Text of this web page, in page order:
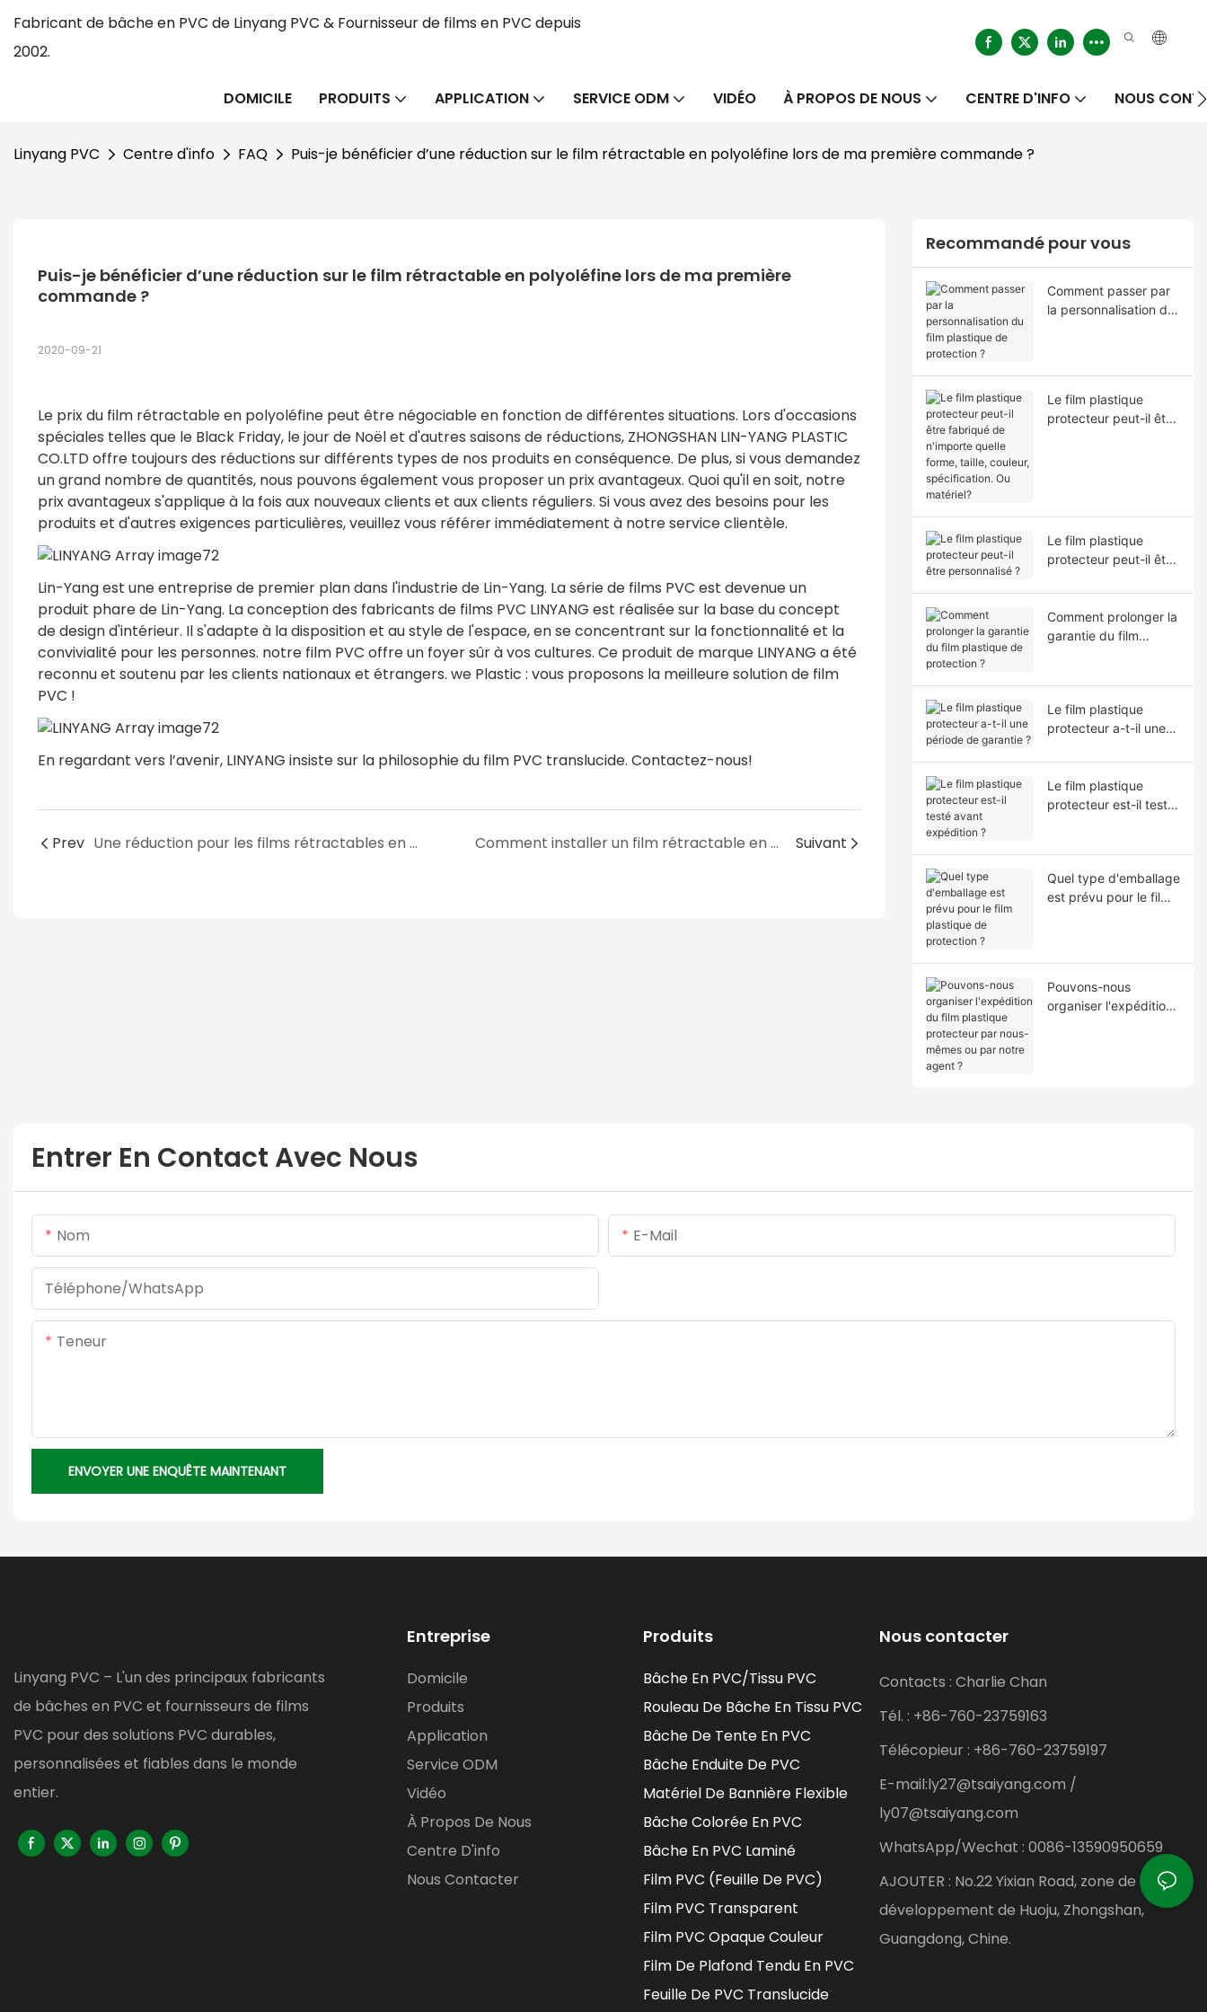
Fabricant de bâche en PVC de Linyang PVC & Fournisseur de films en PVC depuis
2002.
DOMICILE PRODUITS APPLICATION SERVICE ODM VIDÉO À PROPOS DE NOUS CENTRE D'INFO NOUS
Linyang PVC Centre d'info FAQ Puis-je bénéficier d’une réduction sur le film rétractable en polyoléfine lors de ma première commande ?
Puis-je bénéficier d’une réduction sur le film rétractable en polyoléfine lors de ma première
commande ?
2020-09-21
Le prix du film rétractable en polyoléfine peut être négociable en fonction de différentes situations. Lors d'occasions
spéciales telles que le Black Friday, le jour de Noël et d'autres saisons de réductions, ZHONGSHAN LIN-YANG PLASTIC
CO.LTD offre toujours des réductions sur différents types de nos produits en conséquence. De plus, si vous demandez
un grand nombre de quantités, nous pouvons également vous proposer un prix avantageux. Quoi qu'il en soit, notre
prix avantageux s'applique à la fois aux nouveaux clients et aux clients réguliers. Si vous avez des besoins pour les
produits et d'autres exigences particulières, veuillez vous référer immédiatement à notre service clientèle.
Lin-Yang est une entreprise de premier plan dans l'industrie de Lin-Yang. La série de films PVC est devenue un
produit phare de Lin-Yang. La conception des fabricants de films PVC LINYANG est réalisée sur la base du concept
de design d'intérieur. Il s'adapte à la disposition et au style de l'espace, en se concentrant sur la fonctionnalité et la
convivialité pour les personnes. notre film PVC offre un foyer sûr à vos cultures. Ce produit de marque LINYANG a été
reconnu et soutenu par les clients nationaux et étrangers. we Plastic : vous proposons la meilleure solution de film
PVC !
En regardant vers l’avenir, LINYANG insiste sur la philosophie du film PVC translucide. Contactez-nous!
Prev Une réduction pour les films rétractables en polyoléfine de grosses commandes ? Comment installer un film rétractable en polyoléfine ? Suivant
Recommandé pour vous
Comment passer par
la personnalisation du
Le film plastique
protecteur peut-il être
Le film plastique
protecteur peut-il être
Comment prolonger la
garantie du film
Le film plastique
protecteur a-t-il une
Le film plastique
protecteur est-il testé
Quel type d'emballage
est prévu pour le film
Pouvons-nous
organiser l'expédition
Entrer En Contact Avec Nous
Nom E-Mail
Téléphone/WhatsApp
Teneur
ENVOYER UNE ENQUÊTE MAINTENANT
Linyang PVC – L'un des principaux fabricants
de bâches en PVC et fournisseurs de films
PVC pour des solutions PVC durables,
personnalisées et fiables dans le monde
entier.
Entreprise
Domicile
Produits
Application
Service ODM
Vidéo
À Propos De Nous
Centre D'info
Nous Contacter
Produits
Bâche En PVC/tissu PVC
Rouleau De Bâche En Tissu PVC
Bâche De Tente En PVC
Bâche Enduite De PVC
Matériel De Bannière Flexible
Bâche Colorée En PVC
Bâche En PVC Laminé
Film PVC (feuille De PVC)
Film PVC Transparent
Film PVC Opaque Couleur
Film De Plafond Tendu En PVC
Feuille De PVC Translucide
Nous contacter
Contacts : Charlie Chan
Tél. : +86-760-23759163
Télécopieur : +86-760-23759197
E-mail:ly27@tsaiyang.com /
ly07@tsaiyang.com
WhatsApp/Wechat : 0086-13590950659
AJOUTER : No.22 Yixian Road, zone de
développement de Huoju, Zhongshan,
Guangdong, Chine.